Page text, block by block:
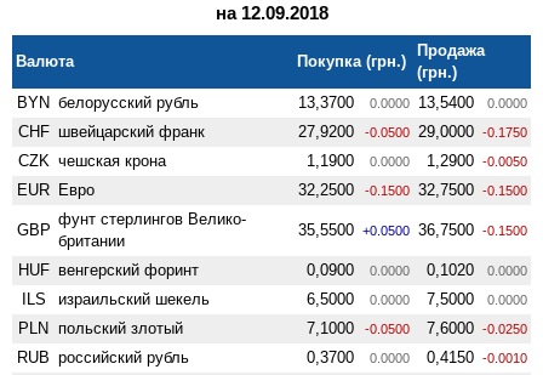
на 12.09.2018
Валюта Покупка (грн.)
Продажа
(грн.)
BYN белорусский рубль 13,3700 0.0000 13,5400 0.0000
CHF швейцарский франк 27,9200 -0.0500 29,0000 -0.1750
CZK чешская крона 1,1900 0.0000 1,2900 -0.0050
EUR Евро 32,2500 -0.1500 32,7500 -0.1500
GBP
фунт стерлингов Велико­
британии
35,5500 +0.0500 36,7500 -0.1500
HUF венгерский форинт 0,0900 0.0000 0,1020 0.0000
ILS израильский шекель 6,5000 0.0000 7,5000 0.0000
PLN польский злотый 7,1000 -0.0500 7,6000 -0.0250
RUB российский рубль 0,3700 0.0000 0,4150 -0.0010